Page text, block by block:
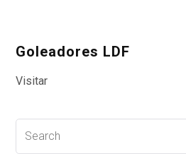
Goleadores LDF
Visitar